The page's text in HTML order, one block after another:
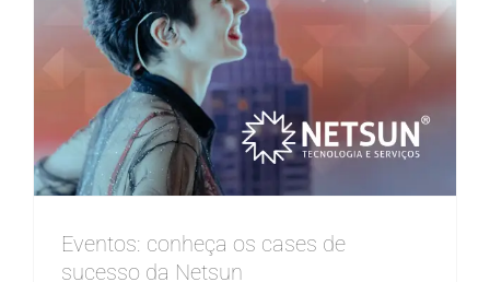
Eventos: conheça os cases de
sucesso da Netsun